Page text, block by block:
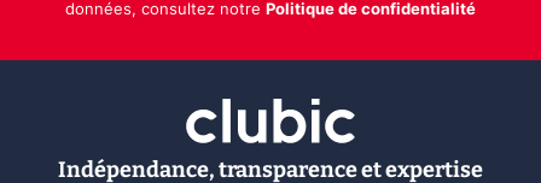
données, consultez notre Politique de confidentialité
Indépendance, transparence et expertise